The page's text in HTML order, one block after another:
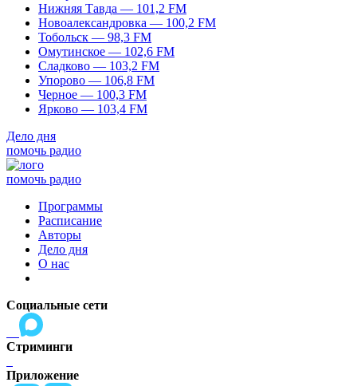
Нижняя Тавда — 101,2 FM
Новоалександровка — 100,2 FM
Тобольск — 98,3 FM
Омутинское — 102,6 FM
Сладково — 103,2 FM
Упорово — 106,8 FM
Черное — 100,3 FM
Ярково — 103,4 FM
Дело дня
помочь радио
помочь радио
Программы
Расписание
Авторы
Дело дня
О нас
Социальные сети
Стриминги
Приложение